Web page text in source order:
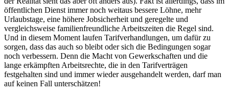
öffentlichen Dienst immer noch weitaus bessere Löhne, mehr
Urlaubstage, eine höhere Jobsicherheit und geregelte und
vergleichsweise familienfreundliche Arbeitszeiten die Regel sind.
Und in diesem Moment laufen Tarifverhandlungen, um dafür zu
sorgen, dass das auch so bleibt oder sich die Bedingungen sogar
noch verbessern. Denn die Macht von Gewerkschaften und die
lange erkämpften Arbeitsrechte, die in den Tarifverträgen
festgehalten sind und immer wieder ausgehandelt werden, darf man
auf keinen Fall unterschätzen!